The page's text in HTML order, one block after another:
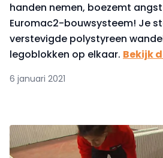
handen nemen, boezemt
Euromac2-bouwsysteem! Je
verstevigde polystyreen
legoblokken op elkaar. Bekijk
6 januari 2021